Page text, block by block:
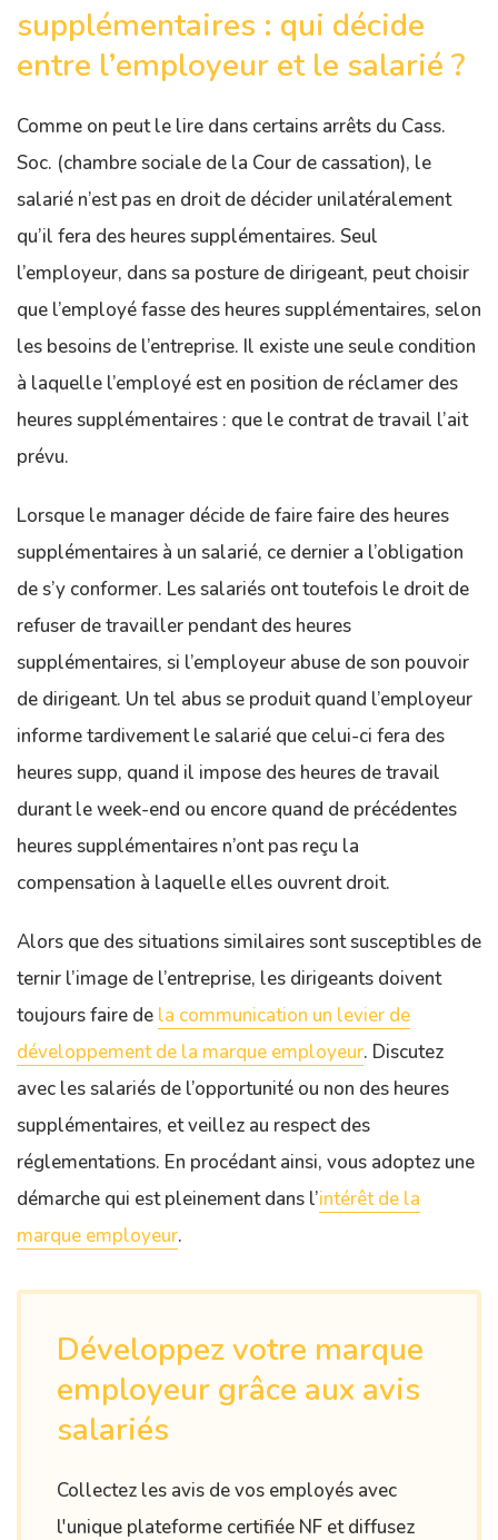
supplémentaires : qui décide
entre l’employeur et le salarié ?
Comme on peut le lire dans certains arrêts du Cass.
Soc. (chambre sociale de la Cour de cassation), le
salarié n’est pas en droit de décider unilatéralement
qu’il fera des heures supplémentaires. Seul
l’employeur, dans sa posture de dirigeant, peut choisir
que l’employé fasse des heures supplémentaires, selon
les besoins de l’entreprise. Il existe une seule condition
à laquelle l’employé est en position de réclamer des
heures supplémentaires : que le contrat de travail l’ait
prévu.
Lorsque le manager décide de faire faire des heures
supplémentaires à un salarié, ce dernier a l’obligation
de s’y conformer. Les salariés ont toutefois le droit de
refuser de travailler pendant des heures
supplémentaires, si l’employeur abuse de son pouvoir
de dirigeant. Un tel abus se produit quand l’employeur
informe tardivement le salarié que celui-ci fera des
heures supp, quand il impose des heures de travail
durant le week-end ou encore quand de précédentes
heures supplémentaires n’ont pas reçu la
compensation à laquelle elles ouvrent droit.
Alors que des situations similaires sont susceptibles de
ternir l’image de l’entreprise, les dirigeants doivent
toujours faire de la communication un levier de
développement de la marque employeur. Discutez
avec les salariés de l’opportunité ou non des heures
supplémentaires, et veillez au respect des
réglementations. En procédant ainsi, vous adoptez une
démarche qui est pleinement dans l’intérêt de la
marque employeur.
Développez votre marque
employeur grâce aux avis
salariés
Collectez les avis de vos employés avec
l'unique plateforme certifiée NF et diffusez